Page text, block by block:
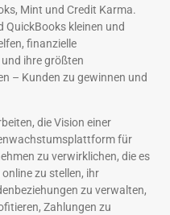
Mint und Credit Karma.
QuickBooks kleinen und
finanzielle
ihre größten
– Kunden zu gewinnen und
die Vision einer
für
zu verwirklichen, die es
zu stellen, ihr
zu verwalten,
Zahlungen zu